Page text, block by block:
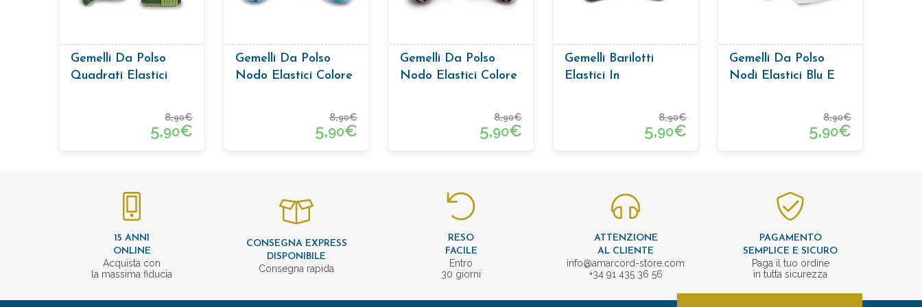
Gemelli Da Polso
Quadrati Elastici
8,90€
5,90€
Gemelli Da Polso
Nodo Elastici Colore
8,90€
5,90€
Gemelli Da Polso
Nodo Elastici Colore
8,90€
5,90€
Gemelli Barilotti
Elastici In
8,90€
5,90€
Gemelli Da Polso
Nodi Elastici Blu E
8,90€
5,90€
15 ANNI
ONLINE
Acquista con
la massima fiducia
CONSEGNA EXPRESS
DISPONIBILE
Consegna rapida
RESO
FACILE
Entro
30 giorni
ATTENZIONE
AL CLIENTE
info@amarcord-store.com
+34 91 435 36 56
PAGAMENTO
SEMPLICE E SICURO
Paga il tuo ordine
in tutta sicurezza